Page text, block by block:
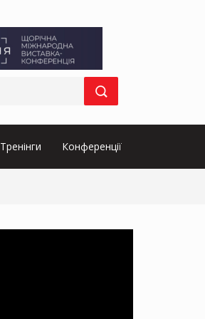
Тренінги Конференції